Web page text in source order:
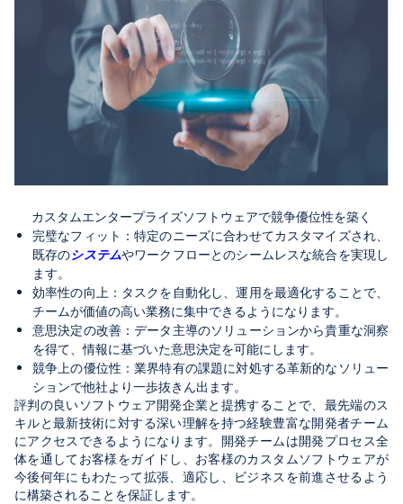
カスタムエンタープライズソフトウェアで競争優位性を築く
完璧なフィット：特定のニーズに合わせてカスタマイズされ、
既存のシステムやワークフローとのシームレスな統合を実現し
ます。
効率性の向上：タスクを自動化し、運用を最適化することで、
チームが価値の高い業務に集中できるようになります。
意思決定の改善：データ主導のソリューションから貴重な洞察
を得て、情報に基づいた意思決定を可能にします。
競争上の優位性：業界特有の課題に対処する革新的なソリュー
ションで他社より一歩抜きん出ます。
評判の良いソフトウェア開発企業と提携することで、最先端のス
キルと最新技術に対する深い理解を持つ経験豊富な開発者チーム
にアクセスできるようになります。開発チームは開発プロセス全
体を通してお客様をガイドし、お客様のカスタムソフトウェアが
今後何年にもわたって拡張、適応し、ビジネスを前進させるよう
に構築されることを保証します。